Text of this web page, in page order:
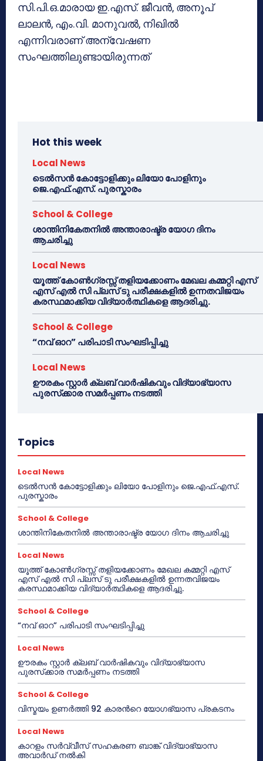
സി.പി.ഒ.മാരായ ഇ.എസ്. ജീവന്‍, അനൂപ്
ലാലന്‍, എം.വി. മാനുവല്‍, നിഖില്‍
എന്നിവരാണ് അന്വേഷണ
സംഘത്തിലുണ്ടായിരുന്നത്
Hot this week
Local News
ടെൽസൻ കോട്ടോളിക്കും ലിയോ പോളിനും
ജെ.എഫ്.എസ്. പുരസ്കാരം
School & College
ശാന്തിനികേതനിൽ അന്താരാഷ്ട്ര യോഗ ദിനം
ആചരിച്ചു
Local News
യൂത്ത് കോൺഗ്രസ്സ് തളിയക്കോണം മേഖല കമ്മറ്റി എസ്
എസ് എൽ സി പ്ലസ് ടു പരീക്ഷകളിൽ ഉന്നതവിജയം
കരസ്ഥമാക്കിയ വിദ്യാർത്ഥികളെ ആദരിച്ചു.
School & College
“നവ് ഓറ” പരിപാടി സംഘടിപ്പിച്ചു
Local News
ഊരകം സ്റ്റാർ ക്ലബ് വാർഷികവും വിദ്യാഭ്യാസ
പുരസ്‌ക്കാര സമർപ്പണം നടത്തി
Topics
Local News
ടെൽസൻ കോട്ടോളിക്കും ലിയോ പോളിനും ജെ.എഫ്.എസ്.
പുരസ്കാരം
School & College
ശാന്തിനികേതനിൽ അന്താരാഷ്ട്ര യോഗ ദിനം ആചരിച്ചു
Local News
യൂത്ത് കോൺഗ്രസ്സ് തളിയക്കോണം മേഖല കമ്മറ്റി എസ്
എസ് എൽ സി പ്ലസ് ടു പരീക്ഷകളിൽ ഉന്നതവിജയം
കരസ്ഥമാക്കിയ വിദ്യാർത്ഥികളെ ആദരിച്ചു.
School & College
“നവ് ഓറ” പരിപാടി സംഘടിപ്പിച്ചു
Local News
ഊരകം സ്റ്റാർ ക്ലബ് വാർഷികവും വിദ്യാഭ്യാസ
പുരസ്‌ക്കാര സമർപ്പണം നടത്തി
School & College
വിസ്മയം ഉണർത്തി 92 കാരൻറെ യോഗഭ്യാസ പ്രകടനം
Local News
കാറളം സർവ്വീസ് സഹകരണ ബാങ്ക് വിദ്യാഭ്യാസ
അവാർഡ് നൽകി